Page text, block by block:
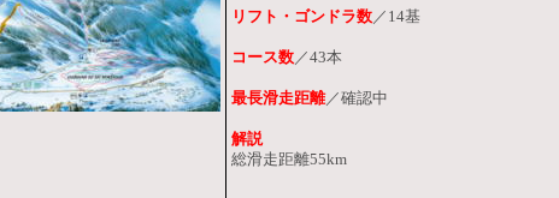
リフト・ゴンドラ数／14基
コース数／43本
最長滑走距離／確認中
解説
総滑走距離55km